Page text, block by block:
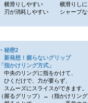
横滑りしやすい 横滑りしに
刃が消耗しやすい シャープな
・秘密2
新発想！握らないグリップ
「指かけリング方式」
中央のリングに指をかけて、
ひくだけで、力が要らず、
スムーズにスライスができます。
（握るグリップ）→（指かけリン